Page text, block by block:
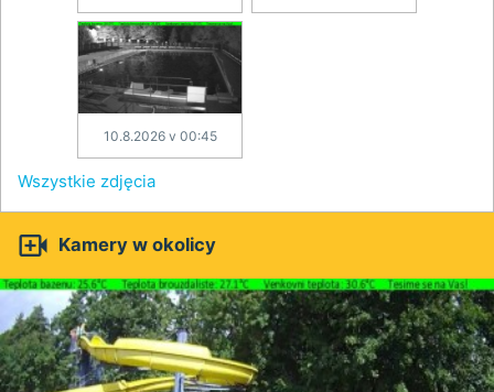
10.8.2026 v 00:45
Wszystkie zdjęcia
 Kamery w okolicy